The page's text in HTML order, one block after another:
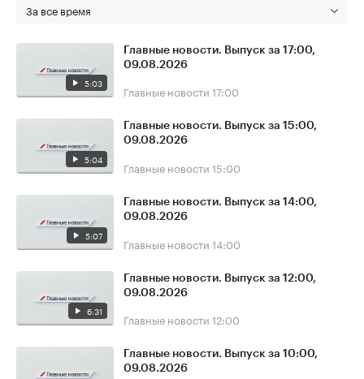
За все время
5:03
Главные новости. Выпуск за 17:00,
09.08.2026
Главные новости 17:00
5:04
Главные новости. Выпуск за 15:00,
09.08.2026
Главные новости 15:00
5:07
Главные новости. Выпуск за 14:00,
09.08.2026
Главные новости 14:00
6:31
Главные новости. Выпуск за 12:00,
09.08.2026
Главные новости 12:00
Главные новости. Выпуск за 10:00,
09.08.2026